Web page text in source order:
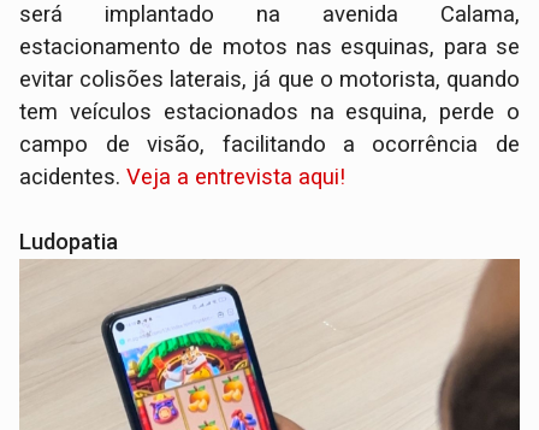
será implantado na avenida Calama,
estacionamento de motos nas esquinas, para se
evitar colisões laterais, já que o motorista, quando
tem veículos estacionados na esquina, perde o
campo de visão, facilitando a ocorrência de
acidentes.Veja a entrevista aqui!
Ludopatia